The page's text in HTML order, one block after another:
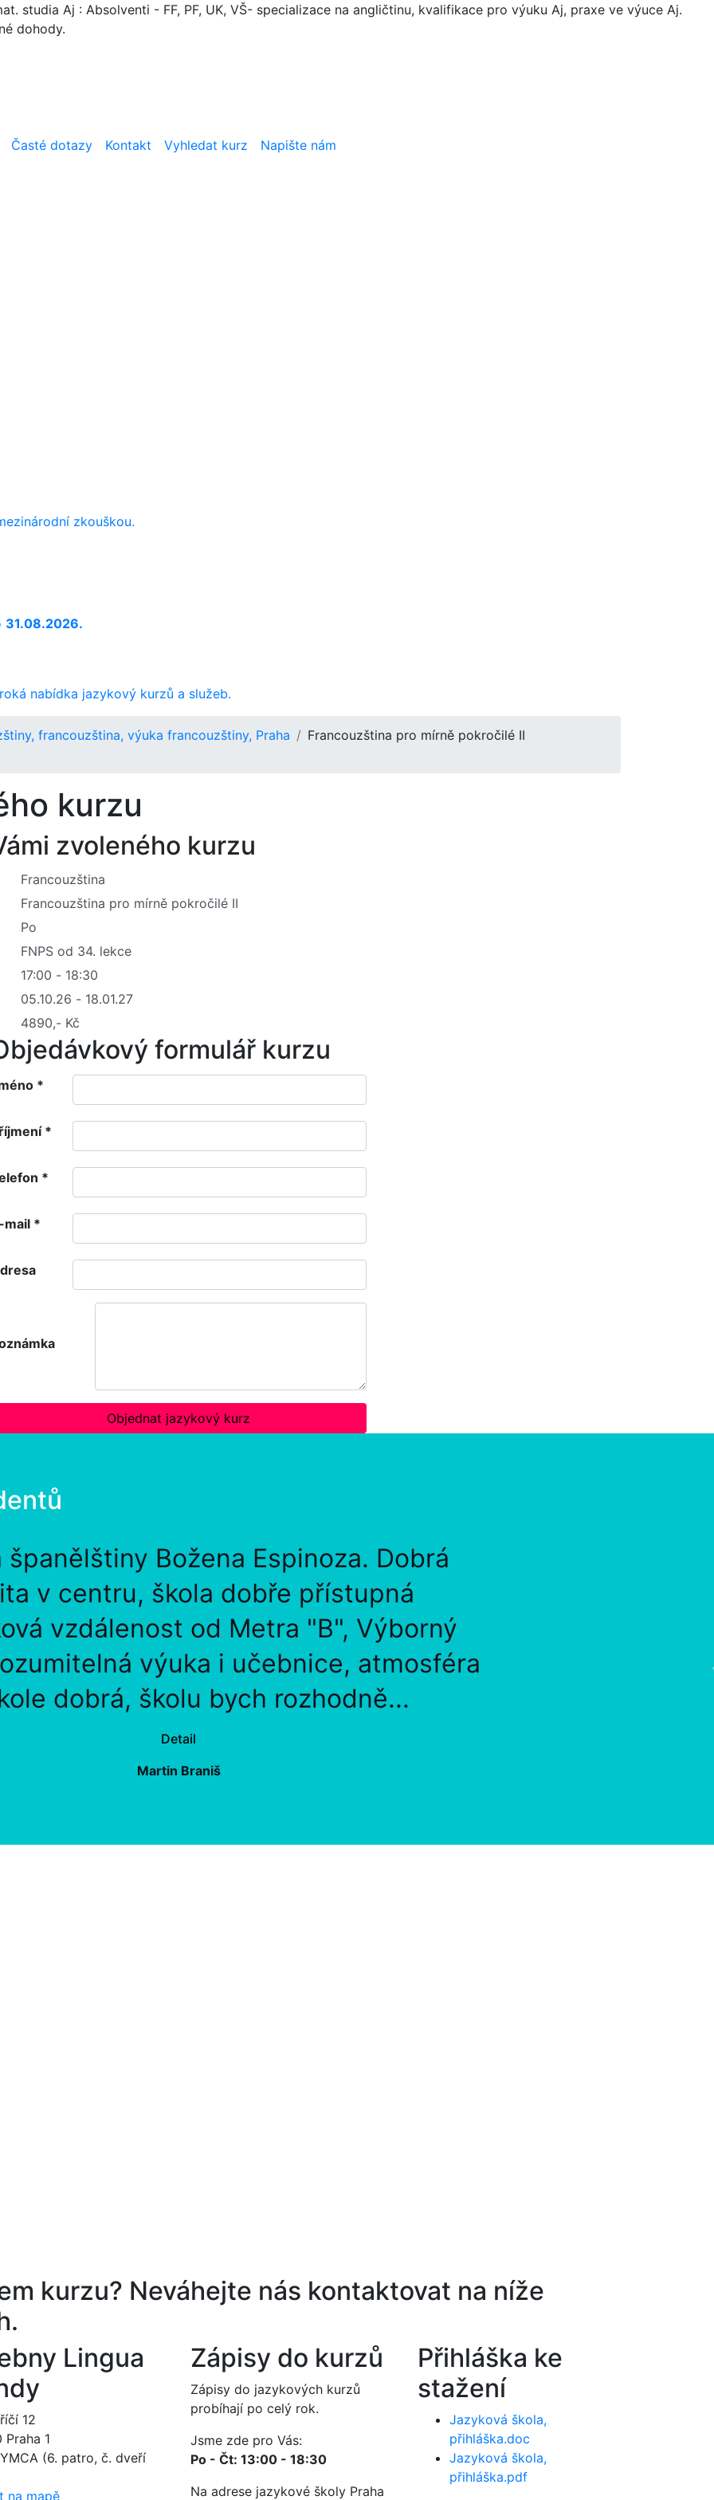
studia Aj : Absolventi - FF, PF, UK, VŠ- specializace na angličtinu, kvalifikace pro výuku Aj, praxe ve výuce Aj.
dohody.
Časté dotazy Kontakt Vyhledat kurz Napište nám
zkouškou.
31.08.2026.
nabídka jazykový kurzů a služeb.
francouzština, výuka francouzštiny, Praha
Francouzština pro mírně pokročilé II
kurzu
zvoleného kurzu
formulář kurzu
*
*
*
mail *
Objednat jazykový kurz
španělštiny Božena Espinoza. Dobrá
v centru, škola dobře přístupná
vzdálenost od Metra "B", Výborný
výuka i učebnice, atmosféra
dobrá, školu bych rozhodně...
Detail
Martin Braniš
kurzu? Neváhejte nás kontaktovat na níže
Lingua
12
Praha 1
(6. patro, č. dveří
na mapě
Zápisy do kurzů
Zápisy do jazykových kurzů
probíhají po celý rok.
Jsme zde pro Vás:
Po - Čt: 13:00 - 18:30
Na adrese jazykové školy Praha
Přihláška ke
stažení
Jazyková škola,
přihláška.doc
Jazyková škola,
přihláška.pdf